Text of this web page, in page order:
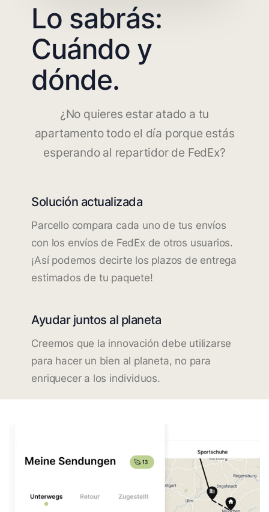
Lo sabrás:
Cuándo y
dónde.
¿No quieres estar atado a tu
apartamento todo el día porque estás
esperando al repartidor de FedEx?
Solución actualizada
Parcello compara cada uno de tus envíos
con los envíos de FedEx de otros usuarios.
¡Así podemos decirte los plazos de entrega
estimados de tu paquete!
Ayudar juntos al planeta
Creemos que la innovación debe utilizarse
para hacer un bien al planeta, no para
enriquecer a los individuos.